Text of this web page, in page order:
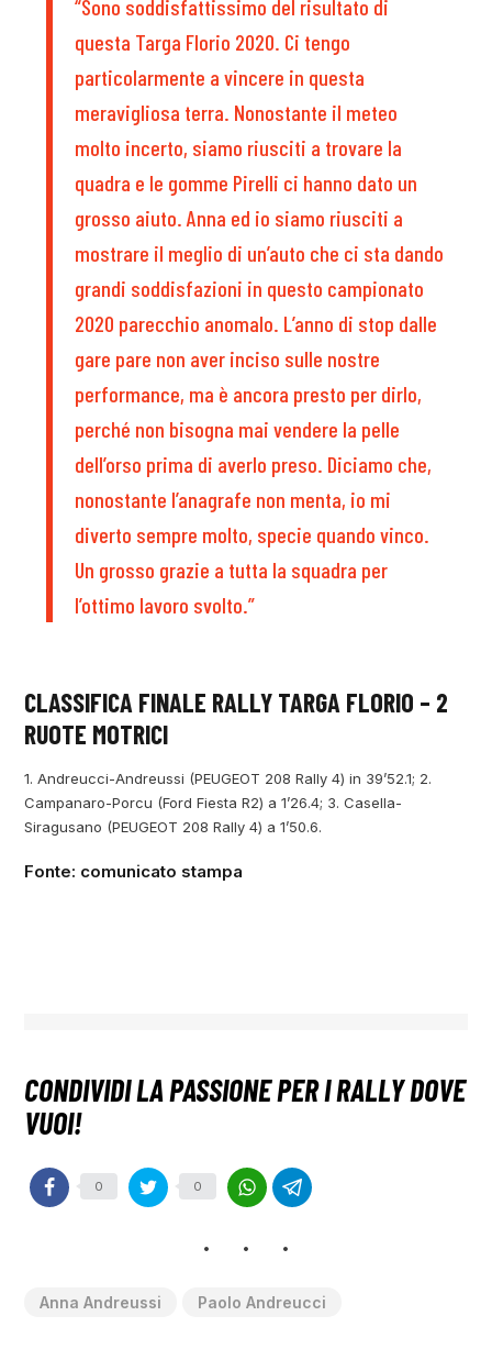
“Sono soddisfattissimo del risultato di
questa Targa Florio 2020. Ci tengo
particolarmente a vincere in questa
meravigliosa terra. Nonostante il meteo
molto incerto, siamo riusciti a trovare la
quadra e le gomme Pirelli ci hanno dato un
grosso aiuto. Anna ed io siamo riusciti a
mostrare il meglio di un’auto che ci sta dando
grandi soddisfazioni in questo campionato
2020 parecchio anomalo. L’anno di stop dalle
gare pare non aver inciso sulle nostre
performance, ma è ancora presto per dirlo,
perché non bisogna mai vendere la pelle
dell’orso prima di averlo preso. Diciamo che,
nonostante l’anagrafe non menta, io mi
diverto sempre molto, specie quando vinco.
Un grosso grazie a tutta la squadra per
l’ottimo lavoro svolto.”
CLASSIFICA FINALE RALLY TARGA FLORIO – 2
RUOTE MOTRICI
1. Andreucci-Andreussi (PEUGEOT 208 Rally 4) in 39’52.1; 2.
Campanaro-Porcu (Ford Fiesta R2) a 1’26.4; 3. Casella-
Siragusano (PEUGEOT 208 Rally 4) a 1’50.6.
Fonte: comunicato stampa
0 0
Anna Andreussi Paolo Andreucci